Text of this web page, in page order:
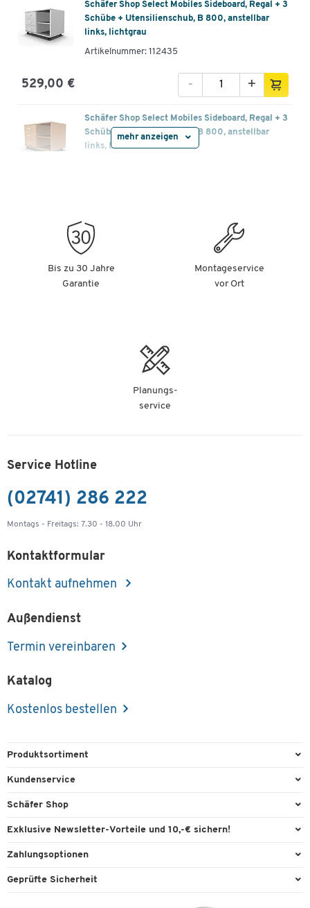
Schäfer Shop Select Mobiles Sideboard, Regal + 3
Schübe + Utensilienschub, B 800, anstellbar
links, lichtgrau
Artikelnummer: 112435
529,00 € +
-
Schäfer Shop Select Mobiles Sideboard, Regal + 3
Schübe + Utensilienschub, B 800, anstellbar
links, Buche
Schäfer Shop Select Mobiles Sideboard, Regal + 3
Schübe + Utensilienschub, B 800, anstellbar
Artikelnummer: 112437
Schäfer Shop Select Mobiles Sideboard, Regal + 3
Schübe + Utensilienschub, B 800, anstellbar
Artikelnummer: 112439
mehr anzeigen
Bis zu 30 Jahre
Garantie
Montageservice
vor Ort
Planungs-
service
Service Hotline
(02741) 286 222
Montags - Freitags: 7.30 - 18.00 Uhr
Kontaktformular
Kontakt aufnehmen
Außendienst
Termin vereinbaren
Katalog
Kostenlos bestellen
Produktsortiment
Büroausstattung
Reinigung & Hygiene
Technik
Kundenservice
Direktbestellung
Kontaktformulare
Lieferinformationen
Schäfer Shop
Services & Leistungen
Workplace Solutions
Exklusive Newsletter-Vorteile und 10,-€ sichern!
Willkommensgutschein
Zahlungsoptionen
Paypal
Geprüfte Sicherheit